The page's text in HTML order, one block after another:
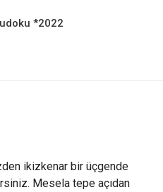
*2022
ikizkenar bir üçgende
Mesela tepe açıdan